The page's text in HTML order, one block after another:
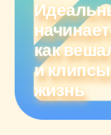
как
и
жизнь